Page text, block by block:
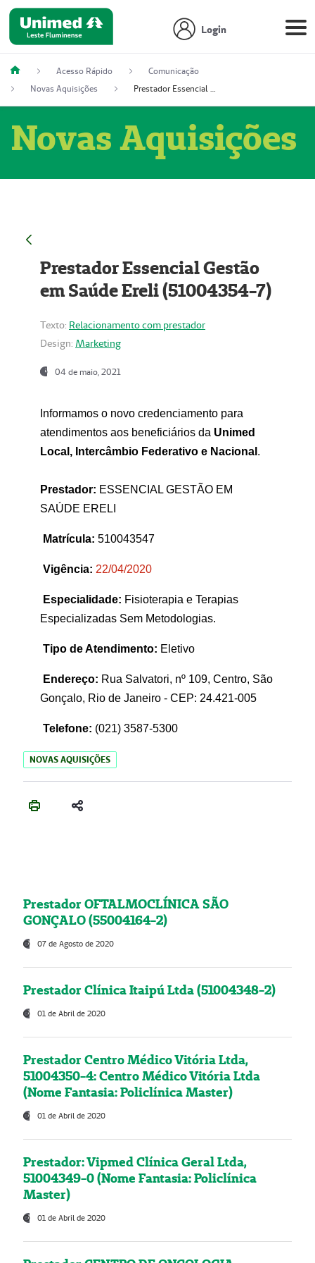
Login
Acesso Rápido
Comunicação
Novas Aquisições
Prestador Essencial Gestão em Saúde Ereli (51004354-7)
Novas Aquisições
Prestador Essencial Gestão
em Saúde Ereli (51004354-7)
Texto: Relacionamento com prestador
Design: Marketing
04 de maio, 2021
Informamos o novo credenciamento para
atendimentos aos beneficiários da Unimed
Local, Intercâmbio Federativo e Nacional .
Prestador: ESSENCIAL GESTÃO EM
SAÚDE ERELI
Matrícula: 510043547
Vigência: 22/04/2020
Especialidade: Fisioterapia e Terapias
Especializadas Sem Metodologias.
Tipo de Atendimento: Eletivo
Endereço: Rua Salvatori, nº 109, Centro, São
Gonçalo, Rio de Janeiro - CEP: 24.421-005
Telefone: (021) 3587-5300
NOVAS AQUISIÇÕES
Prestador OFTALMOCLÍNICA SÃO
GONÇALO (55004164-2)
07 de Agosto de 2020
Prestador Clínica Itaipú Ltda (51004348-2)
01 de Abril de 2020
Prestador Centro Médico Vitória Ltda,
51004350-4: Centro Médico Vitória Ltda
(Nome Fantasia: Policlínica Master)
01 de Abril de 2020
Prestador: Vipmed Clínica Geral Ltda,
51004349-0 (Nome Fantasia: Policlínica
Master)
01 de Abril de 2020